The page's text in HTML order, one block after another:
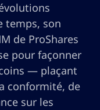
temps, son
de ProShares
pour façonner
— plaçant
conformité, de
sur les